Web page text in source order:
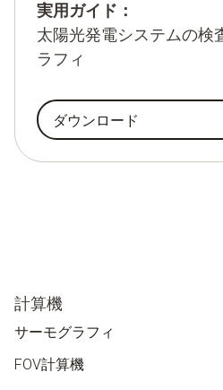
実用ガイド：
太陽光発電システムの検
ラフィ
ダウンロード
計算機
サーモグラフィ
FOV計算機